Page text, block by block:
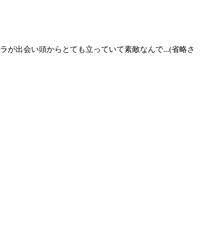
が出会い頭からとても立っていて素敵なんで...(省略さ